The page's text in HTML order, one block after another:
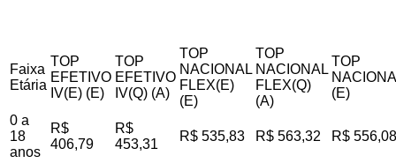
Faixa
Etária
TOP
EFETIVO
IV(E) (E)
TOP
EFETIVO
IV(Q) (A)
TOP
NACIONAL
FLEX(E)
(E)
TOP
NACIONAL
FLEX(Q)
(A)
TOP
(E)
0 a
18
anos
R$
406,79
R$
453,31
R$ 535,83 R$ 563,32 R$ 556,08